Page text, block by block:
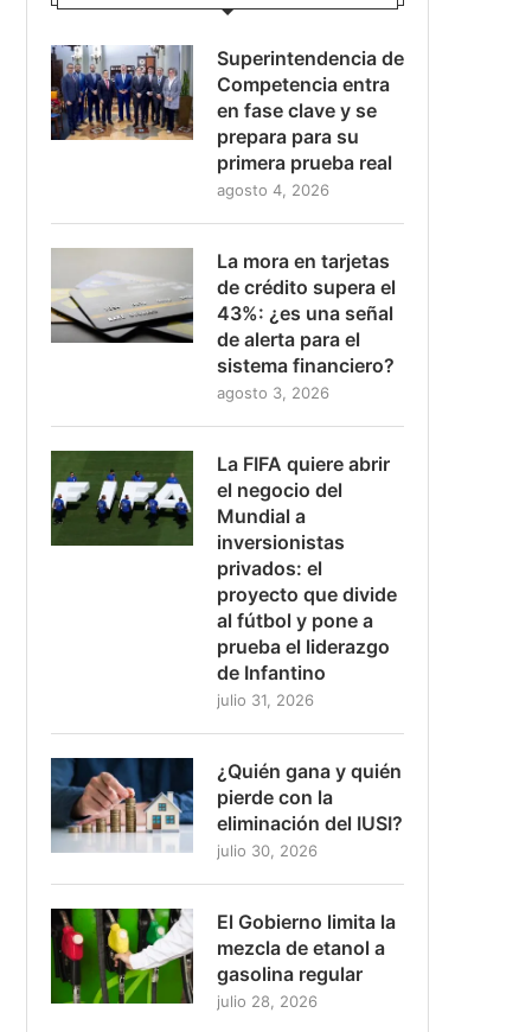
Superintendencia de
Competencia entra
en fase clave y se
prepara para su
primera prueba real
agosto 4, 2026
La mora en tarjetas
de crédito supera el
43%: ¿es una señal
de alerta para el
sistema financiero?
agosto 3, 2026
La FIFA quiere abrir
el negocio del
Mundial a
inversionistas
privados: el
proyecto que divide
al fútbol y pone a
prueba el liderazgo
de Infantino
julio 31, 2026
¿Quién gana y quién
pierde con la
eliminación del IUSI?
julio 30, 2026
El Gobierno limita la
mezcla de etanol a
gasolina regular
julio 28, 2026